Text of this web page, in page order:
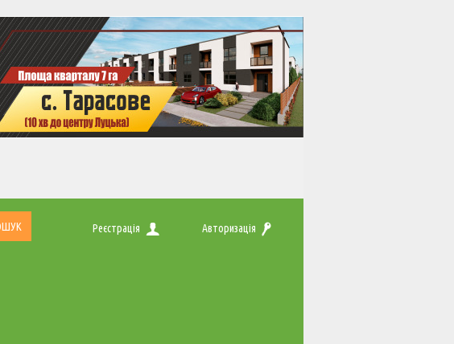
Реєстрація Авторизація